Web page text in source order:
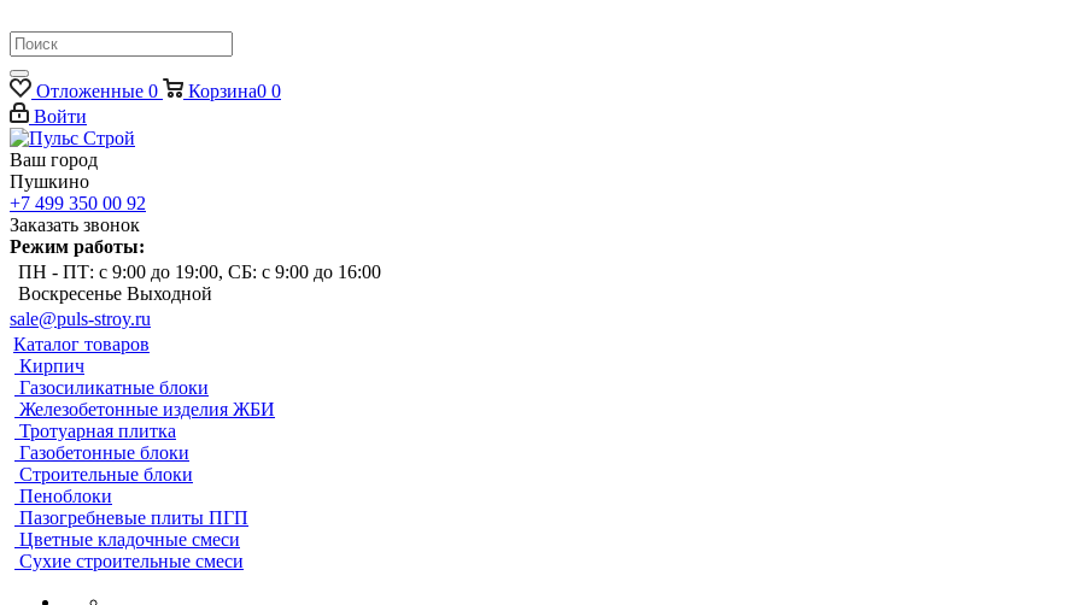
Отложенные 0 Корзина0 0
Войти
Ваш город
Пушкино
+7 499 350 00 92
Заказать звонок
Режим работы:
ПН - ПТ: с 9:00 до 19:00, СБ: с 9:00 до 16:00
Воскресенье Выходной
sale@puls-stroy.ru
Каталог товаров
Кирпич
Газосиликатные блоки
Железобетонные изделия ЖБИ
Тротуарная плитка
Газобетонные блоки
Строительные блоки
Пеноблоки
Пазогребневые плиты ПГП
Цветные кладочные смеси
Сухие строительные смеси